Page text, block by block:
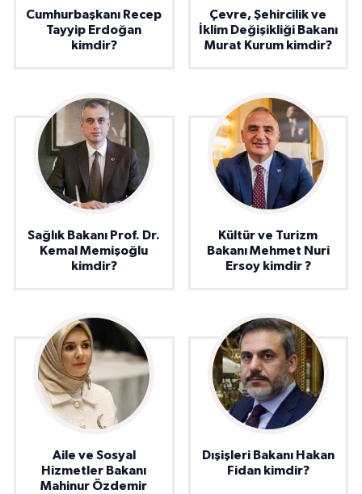
Cumhurbaşkanı Recep
Tayyip Erdoğan
kimdir?
Çevre, Şehircilik ve
İklim Değişikliği Bakanı
Murat Kurum kimdir?
Sağlık Bakanı Prof. Dr.
Kemal Memişoğlu
kimdir?
Kültür ve Turizm
Bakanı Mehmet Nuri
Ersoy kimdir ?
Aile ve Sosyal
Hizmetler Bakanı
Mahinur Özdemir
Dışişleri Bakanı Hakan
Fidan kimdir?